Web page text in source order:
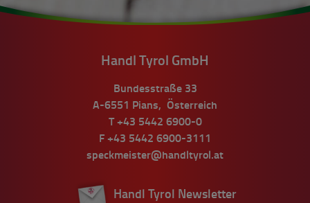
Handl Tyrol GmbH
Bundesstraße 33
A-6551
Pians, Österreich
T +43 5442 6900-0
F +43 5442 6900-3111
speckmeister@handltyrol.at
Handl Tyrol Newsletter